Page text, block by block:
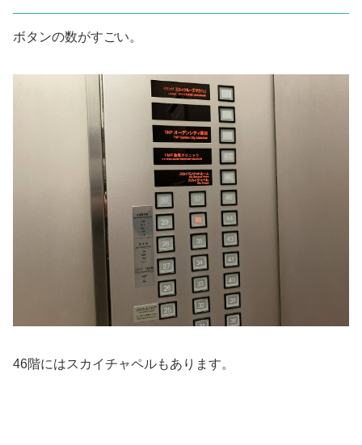
ボタンの数がすごい。
46階にはスカイチャペルもあります。